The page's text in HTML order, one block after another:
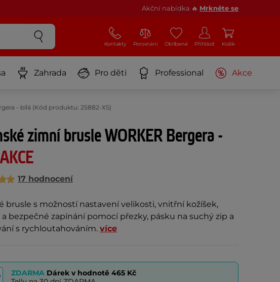
Akční nabídka 🔥 Mrkněte se
Kontakty Porovnání Oblíbené Přihlásit Košík
Zahrada Pro děti Professional Akce
- bílá (Kód produktu: 25882-XS)
zimní brusle WORKER Bergera -
AKCE
17 hodnocení
brusle s možností nastavení velikosti, vnitřní kožíšek,
bezpečné zapínání pomocí přezky, pásku na suchý zip a
s rychloutahováním. více
ZDARMA Dárek v hodnotě 465 Kč